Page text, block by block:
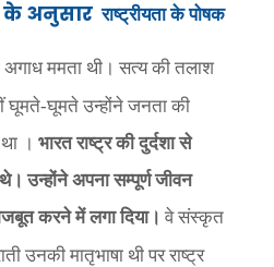
के अनुसार राष्ट्रीयता के पोषक
ममता थी। सत्य की तलाश
घूमते-घूमते उन्होंने जनता की
। भारत राष्ट्र की दुर्दशा से
उन्होंने अपना सम्पूर्ण जीवन
करने में लगा दिया। वे संस्कृत
उनकी मातृभाषा थी पर राष्ट्र